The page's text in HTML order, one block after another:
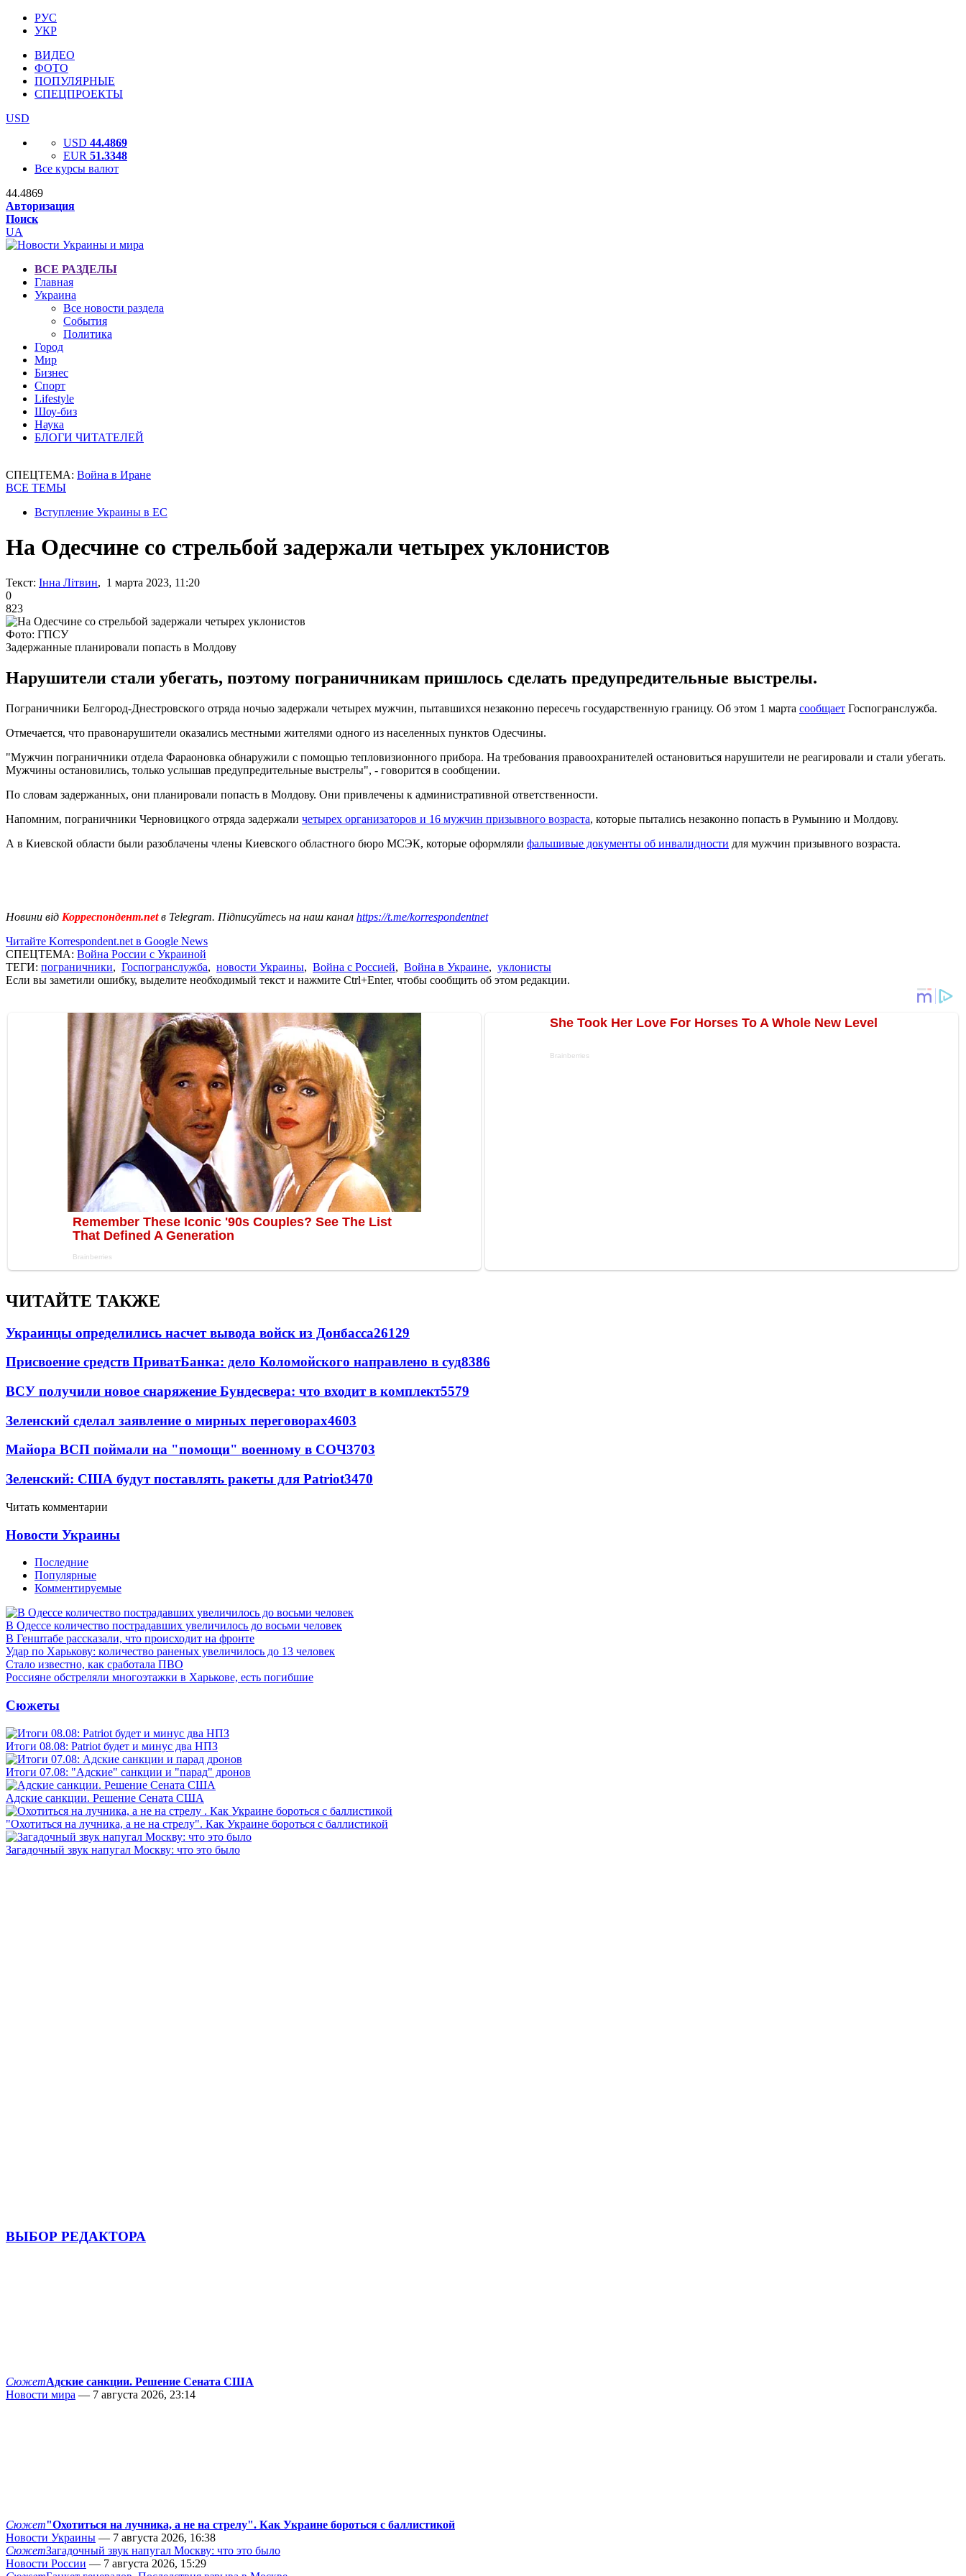
РУС
УКР
ВИДЕО
ФОТО
ПОПУЛЯРНЫЕ
СПЕЦПРОЕКТЫ
USD
USD 44.4869
EUR 51.3348
Все курсы валют
44.4869
Авторизация
Поиск
UA
ВСЕ РАЗДЕЛЫ
Главная
Украина
Все новости раздела
События
Политика
Город
Мир
Бизнес
Спорт
Lifestyle
Шоу-биз
Наука
БЛОГИ ЧИТАТЕЛЕЙ
СПЕЦТЕМА: Война в Иране
ВСЕ ТЕМЫ
Вступление Украины в ЕС
На Одесчине со стрельбой задержали четырех уклонистов
Текст: Інна Літвин, 1 марта 2023, 11:20
0
823
Фото: ГПСУ
Задержанные планировали попасть в Молдову
Нарушители стали убегать, поэтому пограничникам пришлось сделать предупредительные выстрелы.
Пограничники Белгород-Днестровского отряда ночью задержали четырех мужчин, пытавшихся незаконно пересечь государственную границу. Об этом 1 марта сообщает Госпогранслужба.
Отмечается, что правонарушители оказались местными жителями одного из населенных пунктов Одесчины.
"Мужчин пограничники отдела Фараоновка обнаружили с помощью тепловизионного прибора. На требования правоохранителей остановиться нарушители не реагировали и стали убегать.
Мужчины остановились, только услышав предупредительные выстрелы", - говорится в сообщении.
По словам задержанных, они планировали попасть в Молдову. Они привлечены к административной ответственности.
Напомним, пограничники Черновицкого отряда задержали четырех организаторов и 16 мужчин призывного возраста, которые пытались незаконно попасть в Румынию и Молдову.
А в Киевской области были разоблачены члены Киевского областного бюро МСЭК, которые оформляли фальшивые документы об инвалидности для мужчин призывного возраста.
Новини від Корреспондент.netв Telegram. Підписуйтесь на наш канал https://t.me/korrespondentnet
Читайте Korrespondent.net в Google News
СПЕЦТЕМА: Война России с Украиной
ТЕГИ: пограничники, Госпогранслужба, новости Украины, Война с Россией, Война в Украине, уклонисты
Если вы заметили ошибку, выделите необходимый текст и нажмите Ctrl+Enter, чтобы сообщить об этом редакции.
ЧИТАЙТЕ ТАКЖЕ
Украинцы определились насчет вывода войск из Донбасса26129
Присвоение средств ПриватБанка: дело Коломойского направлено в суд8386
ВСУ получили новое снаряжение Бундесвера: что входит в комплект5579
Зеленский сделал заявление о мирных переговорах4603
Майора ВСП поймали на "помощи" военному в СОЧ3703
Зеленский: США будут поставлять ракеты для Patriot3470
Читать комментарии
Новости Украины
Последние
Популярные
Комментируемые
В Одессе количество пострадавших увеличилось до восьми человек
В Генштабе рассказали, что происходит на фронте
Удар по Харькову: количество раненых увеличилось до 13 человек
Стало известно, как сработала ПВО
Россияне обстреляли многоэтажки в Харькове, есть погибшие
Сюжеты
Итоги 08.08: Patriot будет и минус два НПЗ
Итоги 07.08: "Адские" санкции и "парад" дронов
Адские санкции. Решение Сената США
"Охотиться на лучника, а не на стрелу". Как Украине бороться с баллистикой
Загадочный звук напугал Москву: что это было
ВЫБОР РЕДАКТОРА
СюжетАдские санкции. Решение Сената США
Новости мира — 7 августа 2026, 23:14
Сюжет"Охотиться на лучника, а не на стрелу". Как Украине бороться с баллистикой
Новости Украины — 7 августа 2026, 16:38
СюжетЗагадочный звук напугал Москву: что это было
Новости России — 7 августа 2026, 15:29